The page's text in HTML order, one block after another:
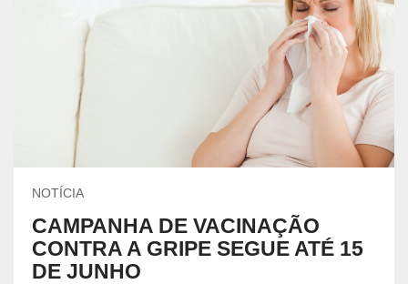
NOTÍCIA
CAMPANHA DE VACINAÇÃO
CONTRA A GRIPE SEGUE ATÉ 15
DE JUNHO